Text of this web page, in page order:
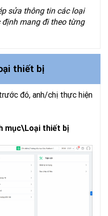
sửa thông tin các loại
mang đi theo từng
thiết bị
đó, anh/chị thực hiện
mục\Loại thiết bị